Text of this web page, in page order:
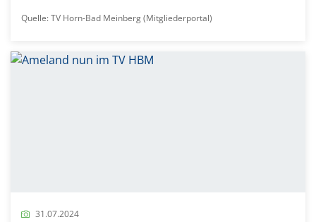
Quelle: TV Horn-Bad Meinberg (Mitgliederportal)
31.07.2024